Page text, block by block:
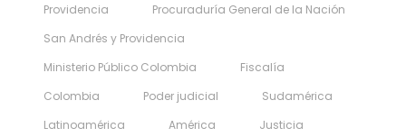
Providencia
Procuraduría General de la Nación
San Andrés y Providencia
Ministerio Público Colombia
Fiscalía
Colombia
Poder judicial
Sudamérica
Latinoamérica
América Justicia